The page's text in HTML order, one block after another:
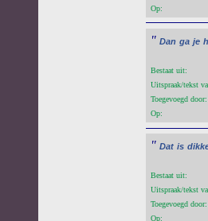
Op:
" Dan ga je
Bestaat uit:
Uitspraak/tekst
Toegevoegd door:
Op:
" Dat is
Bestaat uit:
Uitspraak/tekst
Toegevoegd door:
Op: